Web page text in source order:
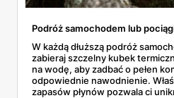
Podróż samochodem lub
W każdą dłuższą podróż
zabieraj szczelny kubek
na wodę, aby zadbać o pełen
odpowiednie nawodnienie.
zapasów płynów pozwala ci